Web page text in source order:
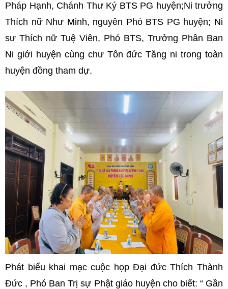
Pháp Hạnh, Chánh Thư Ký BTS PG huyện;Ni trưởng
Thích nữ Như Minh, nguyên Phó BTS PG huyện; Ni
sư Thích nữ Tuệ Viên, Phó BTS, Trưởng Phân Ban
Ni giới huyện cùng chư Tôn đức Tăng ni trong toàn
huyện đồng tham dự.
Phát biểu khai mạc cuộc họp Đại đức Thích Thành
Đức , Phó Ban Trị sự Phật giáo huyện cho biết: “ Gần